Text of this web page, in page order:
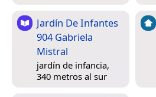
Jardín De Infantes
904 Gabriela
Mistral
jardín de infancia,
340 metros al sur